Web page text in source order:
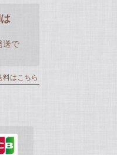
送で
料はこちら